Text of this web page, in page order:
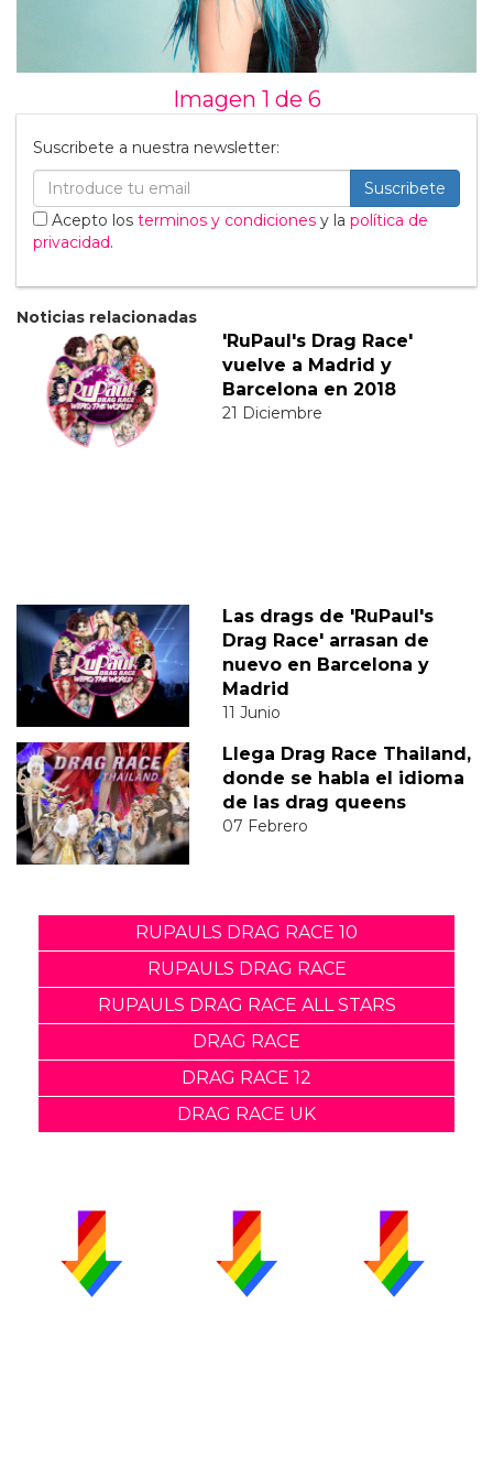
Imagen 1 de 6
Suscribete a nuestra newsletter:
Suscribete
Acepto los terminos y condiciones y la política de
privacidad.
Noticias relacionadas
'RuPaul's Drag Race'
vuelve a Madrid y
Barcelona en 2018
21 Diciembre
Las drags de 'RuPaul's
Drag Race' arrasan de
nuevo en Barcelona y
Madrid
11 Junio
Llega Drag Race Thailand,
donde se habla el idioma
de las drag queens
07 Febrero
RUPAULS DRAG RACE 10
RUPAULS DRAG RACE
RUPAULS DRAG RACE ALL STARS
DRAG RACE
DRAG RACE 12
DRAG RACE UK